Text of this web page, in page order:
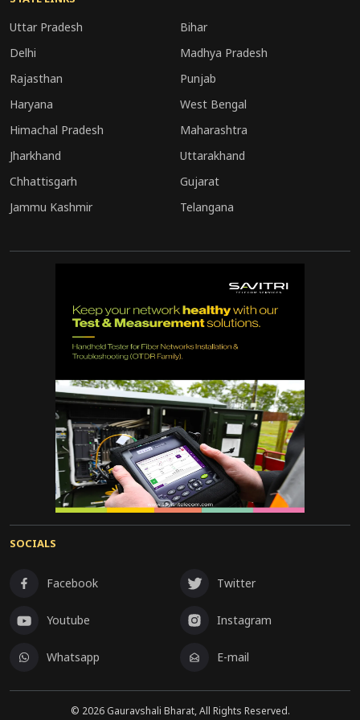
है। आने वाले समय में यह मुद्दा और अधिक चर्चा का केंद्र बन
सकता है।
Uttar Pradesh
Bihar
Delhi
Madhya Pradesh
Rajasthan
Punjab
Haryana
West Bengal
Himachal Pradesh
Maharashtra
Jharkhand
Uttarakhand
Chhattisgarh
Gujarat
Jammu Kashmir
Telangana
SOCIALS
Facebook Twitter
Youtube Instagram
Whatsapp E-mail
© 2026Gauravshali Bharat, All Rights Reserved.